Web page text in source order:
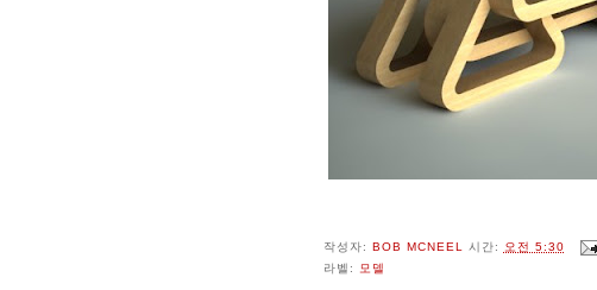
작성자: BOB MCNEEL 시간:
오전 5:30
라벨: 모델